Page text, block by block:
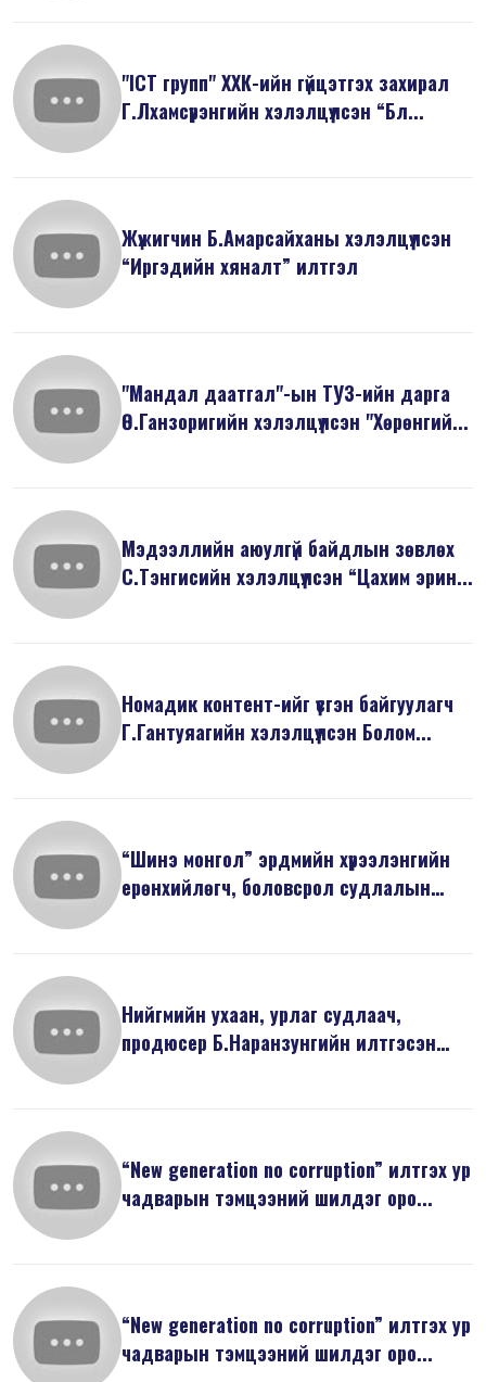
"ICT групп" ХХК-ийн гүйцэтгэх захирал
Г.Лхамсүрэнгийн хэлэлцүүлсэн “Бл...
Жүжигчин Б.Амарсайханы хэлэлцүүлсэн
“Иргэдийн хяналт” илтгэл
"Мандал даатгал"-ын ТУЗ-ийн дарга
Ө.Ганзоригийн хэлэлцүүлсэн "Хөрөнгий...
Мэдээллийн аюулгүй байдлын зөвлөх
С.Тэнгисийн хэлэлцүүлсэн “Цахим эрин...
Номадик контент-ийг үүсгэн байгуулагч
Г.Гантуяагийн хэлэлцүүлсэн Болом...
“Шинэ монгол” эрдмийн хүрээлэнгийн
ерөнхийлөгч, боловсрол судлалын
Нийгмийн ухаан, урлаг судлаач,
продюсер Б.Наранзунгийн илтгэсэн
“New generation no corruption” илтгэх ур
чадварын тэмцээний шилдэг оро...
“New generation no corruption” илтгэх ур
чадварын тэмцээний шилдэг оро...